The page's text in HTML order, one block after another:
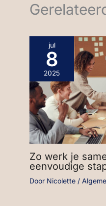
jul
8
2025
Zo werk je
eenvoudige
Door Nicolette /